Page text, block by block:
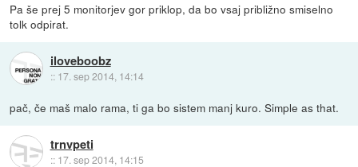
Pa še prej 5 monitorjev gor priklop, da bo vsaj približno smiselno
tolk odpirat.
iloveboobz
:: 17. sep 2014, 14:14
pač, če maš malo rama, ti ga bo sistem manj kuro. Simple as that.
trnvpeti
:: 17. sep 2014, 14:15